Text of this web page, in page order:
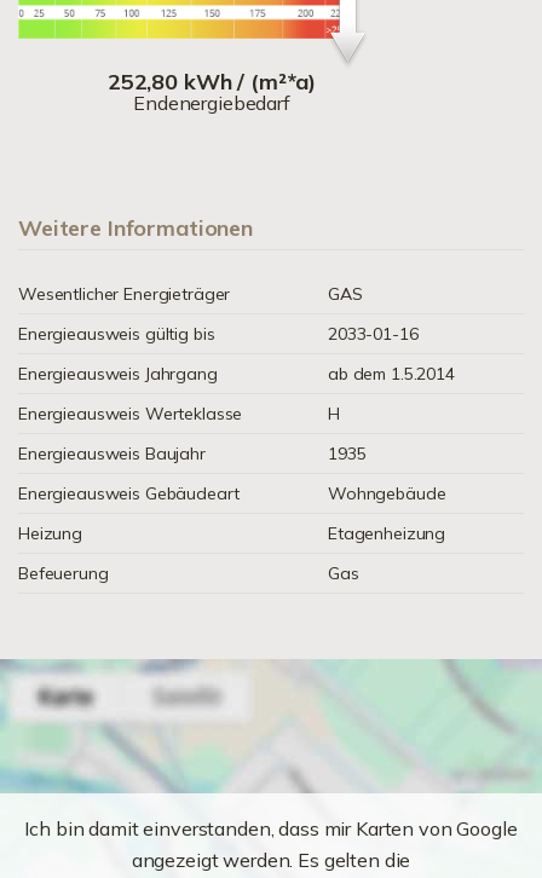
252,80 kWh / (m²*a)
Endenergiebedarf
Weitere Informationen
Wesentlicher Energieträger
GAS
Energieausweis gültig bis
2033-01-16
Energieausweis Jahrgang
ab dem 1.5.2014
Energieausweis Werteklasse
H
Energieausweis Baujahr
1935
Energieausweis Gebäudeart
Wohngebäude
Heizung
Etagenheizung
Befeuerung
Gas
Ich bin damit einverstanden, dass mir Karten von Google
angezeigt werden. Es gelten die